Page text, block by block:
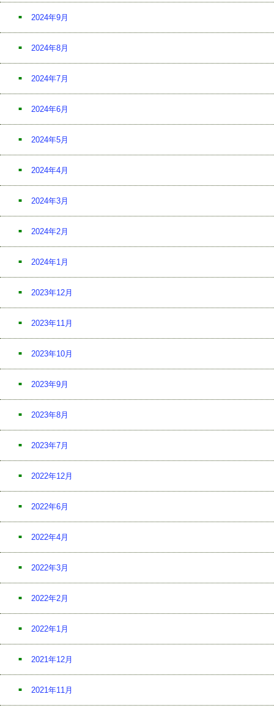
2024年9月
2024年8月
2024年7月
2024年6月
2024年5月
2024年4月
2024年3月
2024年2月
2024年1月
2023年12月
2023年11月
2023年10月
2023年9月
2023年8月
2023年7月
2022年12月
2022年6月
2022年4月
2022年3月
2022年2月
2022年1月
2021年12月
2021年11月